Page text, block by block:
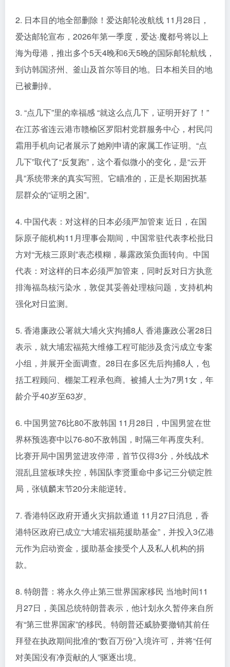
2. 日本目的地全部删除！爱达邮轮改航线 11月28日，
爱达邮轮宣布，2026年第一季度，爱达·魔都号将以上
海为母港，推出多个5天4晚和6天5晚的国际邮轮航线，
到访韩国济州、釜山及首尔等目的地。日本相关目的地
已被删掉。
3. “点几下”里的幸福感 “就这么点几下，证明开好了！”
在江苏省连云港市赣榆区罗阳村党群服务中心，村民闫
霜用手机向记者展示了她刚申请的家属工作证明。“点
几下”取代了“反复跑”，这个看似微小的变化，是“云开
具”系统带来的真实写照。它瞄准的，正是长期困扰基
层群众的“证明之困”。
4. 中国代表：对这样的日本必须严加管束 近日，在国
际原子能机构11月理事会期间，中国常驻代表李松批日
方对“无核三原则”表态模糊，暴露政策负面转向。中国
代表：对这样的日本必须严加管束，同时反对日方执意
排海福岛核污染水，敦促其妥善处理核问题，支持机构
强化对日监测。
5. 香港廉政公署就大埔火灾拘捕8人 香港廉政公署28日
表示，就大埔宏福苑大维修工程可能涉及贪污成立专案
小组，并展开全面调查。28日在多区先后拘捕8人，包
括工程顾问、棚架工程承包商。被捕人士为7男1女，年
龄介乎40岁至63岁。
6. 中国男篮76比80不敌韩国 11月28日，中国男篮在世
界杯预选赛中以76-80不敌韩国，时隔三年再度失利。
比赛开局中国男篮进攻停滞，首节仅得3分，外线战术
混乱且篮板球失控，韩国队李贤重命中多记三分锁定胜
局，张镇麟末节20分未能逆转。
7. 香港特区政府开通火灾捐款通道 11月27日消息，香
港特区政府已成立“大埔宏福苑援助基金”，并投入3亿港
元作为启动资金，援助基金接受个人及私人机构的捐
款。‌
8. 特朗普：将永久停止第三世界国家移民 当地时间11
月27日，美国总统特朗普表示，他计划永久暂停来自所
有“第三世界国家”的移民。特朗普还威胁要撤销其前任
拜登在执政期间批准的“数百万份”入境许可，并将“任何
对美国没有净贡献的人”驱逐出境。